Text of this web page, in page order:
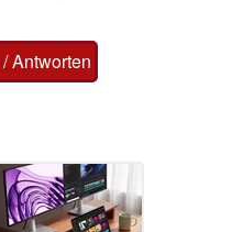
Antworten